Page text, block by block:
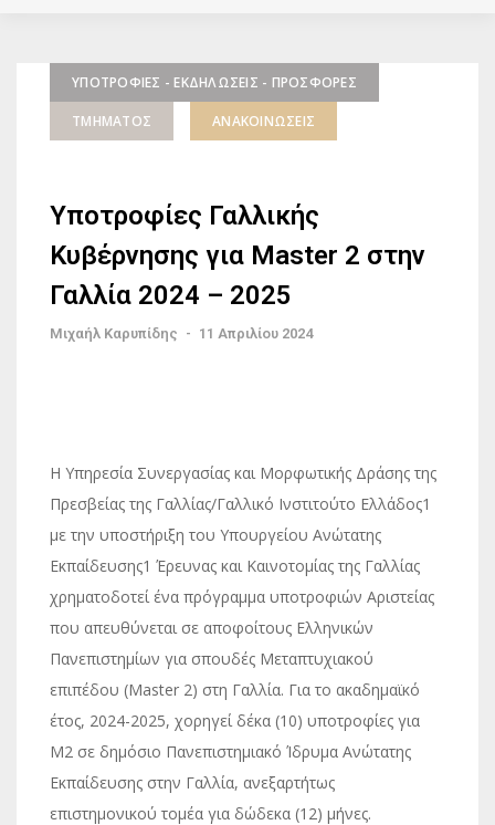
ΥΠΟΤΡΟΦΊΕΣ - ΕΚΔΗΛΏΣΕΙΣ - ΠΡΟΣΦΟΡΈΣ
ΤΜΉΜΑΤΟΣ ΑΝΑΚΟΙΝΏΣΕΙΣ
Υποτροφίες Γαλλικής
Κυβέρνησης για Master 2 στην
Γαλλία 2024 – 2025
Μιχαήλ Καρυπίδης - 11 Απριλίου 2024
Η Υπηρεσία Συνεργασίας και Μορφωτικής Δράσης της
Πρεσβείας της Γαλλίας/Γαλλικό Ινστιτούτο Ελλάδος1
με την υποστήριξη του Υπουργείου Ανώτατης
Εκπαίδευσης1 Έρευνας και Καινοτομίας της Γαλλίας
χρηματοδοτεί ένα πρόγραμμα υποτροφιών Αριστείας
που απευθύνεται σε αποφοίτους Ελληνικών
Πανεπιστημίων για σπουδές Μεταπτυχιακού
επιπέδου (Master 2) στη Γαλλία. Για το ακαδημαϊκό
έτος, 2024-2025, χορηγεί δέκα (10) υποτροφίες για
Μ2 σε δημόσιο Πανεπιστημιακό Ίδρυμα Ανώτατης
Εκπαίδευσης στην Γαλλία, ανεξαρτήτως
επιστημονικού τομέα για δώδεκα (12) μήνες.